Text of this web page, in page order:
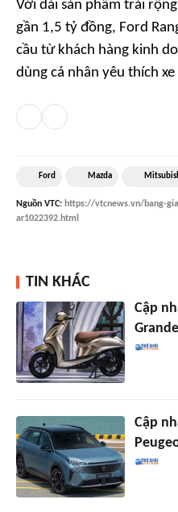
Với dải sản phẩm trải
gần 1,5 tỷ đồng, Ford
cầu từ khách hàng kinh
dùng cá nhân yêu thích
Ford Mazda
Nguồn VTC: https://vtcnews.vn/bang-
ar1022392.html
TIN KHÁC
Cập
Cập